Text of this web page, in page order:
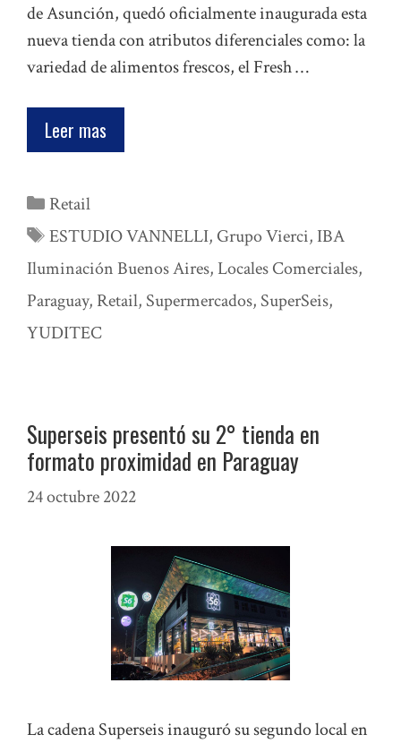
de Asunción, quedó oficialmente inaugurada esta
nueva tienda con atributos diferenciales como: la
variedad de alimentos frescos, el Fresh …
Leer mas
Categorías
Retail
Etiquetas
ESTUDIO VANNELLI, Grupo Vierci, IBA
Iluminación Buenos Aires,Locales Comerciales,
Paraguay, Retail, Supermercados, SuperSeis,
YUDITEC
Superseis presentó su 2° tienda en
formato proximidad en Paraguay
24 octubre 2022
La cadena Superseis inauguró su segundo local en